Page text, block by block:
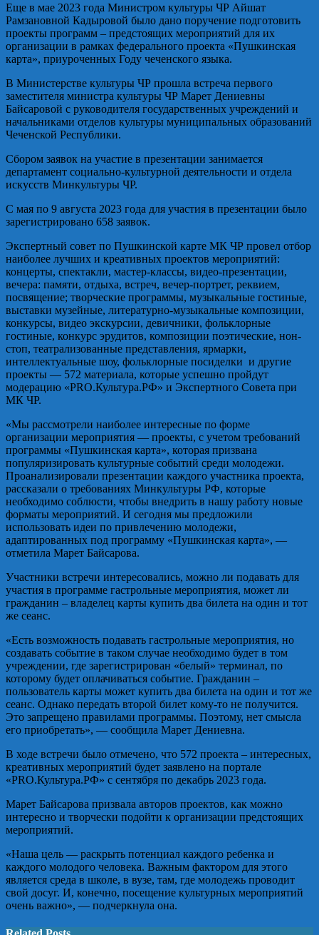
Еще в мае 2023 года Министром культуры ЧР Айшат
Рамзановной Кадыровой было дано поручение подготовить
проекты программ – предстоящих мероприятий для их
организации в рамках федерального проекта «Пушкинская
карта», приуроченных Году чеченского языка.
В Министерстве культуры ЧР прошла встреча первого
заместителя министра культуры ЧР Марет Дениевны
Байсаровой с руководителя государственных учреждений и
начальниками отделов культуры муниципальных образований
Чеченской Республики.
Сбором заявок на участие в презентации занимается
департамент социально-культурной деятельности и отдела
искусств Минкультуры ЧР.
С мая по 9 августа 2023 года для участия в презентации было
зарегистрировано 658 заявок.
Экспертный совет по Пушкинской карте МК ЧР провел отбор
наиболее лучших и креативных проектов мероприятий:
концерты, спектакли, мастер-классы, видео-презентации,
вечера: памяти, отдыха, встреч, вечер-портрет, реквием,
посвящение; творческие программы, музыкальные гостиные,
выставки музейные, литературно-музыкальные композиции,
конкурсы, видео экскурсии, девичники, фольклорные
гостиные, конкурс эрудитов, композиции поэтические, нон-
стоп, театрализованные представления, ярмарки,
интеллектуальные шоу, фольклорные посиделки и другие
проекты — 572 материала, которые успешно пройдут
модерацию «PRO.Культура.РФ» и Экспертного Совета при
МК ЧР.
«Мы рассмотрели наиболее интересные по форме
организации мероприятия — проекты, с учетом требований
программы «Пушкинская карта», которая призвана
популяризировать культурные событий среди молодежи.
Проанализировали презентации каждого участника проекта,
рассказали о требованиях Минкультуры РФ, которые
необходимо соблюсти, чтобы внедрить в нашу работу новые
форматы мероприятий. И сегодня мы предложили
использовать идеи по привлечению молодежи,
адаптированных под программу «Пушкинская карта», —
отметила Марет Байсарова.
Участники встречи интересовались, можно ли подавать для
участия в программе гастрольные мероприятия, может ли
гражданин – владелец карты купить два билета на один и тот
же сеанс.
«Есть возможность подавать гастрольные мероприятия, но
создавать событие в таком случае необходимо будет в том
учреждении, где зарегистрирован «белый» терминал, по
которому будет оплачиваться событие. Гражданин –
пользователь карты может купить два билета на один и тот же
сеанс. Однако передать второй билет кому-то не получится.
Это запрещено правилами программы. Поэтому, нет смысла
его приобретать», — сообщила Марет Дениевна.
В ходе встречи было отмечено, что 572 проекта – интересных,
креативных мероприятий будет заявлено на портале
«PRO.Культура.РФ» с сентября по декабрь 2023 года.
Марет Байсарова призвала авторов проектов, как можно
интересно и творчески подойти к организации предстоящих
мероприятий.
«Наша цель — раскрыть потенциал каждого ребенка и
каждого молодого человека. Важным фактором для этого
является среда в школе, в вузе, там, где молодежь проводит
свой досуг. И, конечно, посещение культурных мероприятий
очень важно», — подчеркнула она.